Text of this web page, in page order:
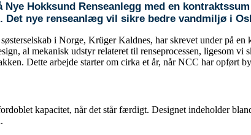
Hokksund Renseanlegg med en
Det nye renseanlæg vil sikre bedre vandmiljø i
i Norge, Krüger Kaldnes, har skrevet under på
al mekanisk udstyr relateret til renseprocessen, ligesom vi
Dette arbejde starter om cirka et år, når NCC har opført
kapacitet, når det står færdigt. Designet indeholder